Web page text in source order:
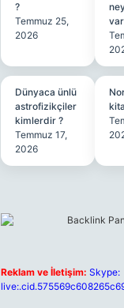
?
Temmuz 25,
2026
Dünyaca ünlü
astrofizikçiler
kimlerdir ?
Temmuz 17,
2026
Reklam ve İletişim: Skype: